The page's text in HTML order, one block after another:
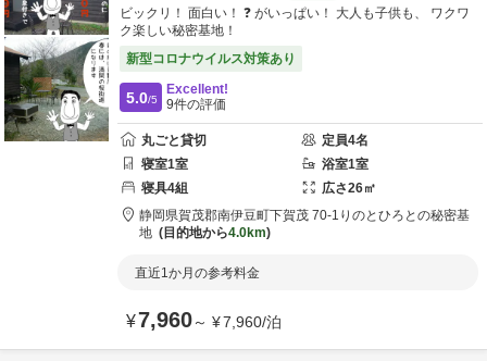
ビックリ！ 面白い！ ❓ がいっぱい！ 大人も子供も、 ワクワ
ク楽しい秘密基地！
新型コロナウイルス対策あり
5.0/5
Excellent!
9件の評価
丸ごと貸切 定員4名
寝室1室 浴室1室
寝具4組 広さ26㎡
静岡県賀茂郡南伊豆町下賀茂 70-1 りのとひろとの秘密基
地
目的地から4.0km
直近1か月の参考料金
¥7,960～ ¥7,960/泊